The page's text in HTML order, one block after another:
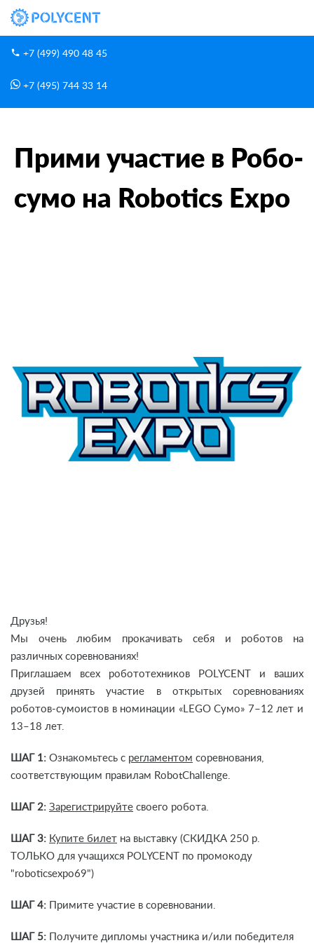
+7 (499) 490 48 45
+7 (495) 744 33 14
Прими участие в Робо-сумо на Robotics Expo
Прими участие в Робо-
сумо на Robotics Expo
Друзья!
Мы очень любим прокачивать себя и роботов на
различных соревнованиях!
Приглашаем всех робототехников POLYCENT и ваших
друзей принять участие в открытых соревнованиях
роботов-сумоистов в номинации «LEGO Сумо» 7–12 лет и
13–18 лет.
ШАГ 1: Ознакомьтесь с регламентом соревнования,
соответствующим правилам RobotChallenge.
ШАГ 2: Зарегистрируйте своего робота.
ШАГ 3: Купите билет на выставку (СКИДКА 250 р.
ТОЛЬКО для учащихся POLYCENT по промокоду
"roboticsexpo69")
ШАГ 4: Примите участие в соревновании.
ШАГ 5: Получите дипломы участника и/или победителя